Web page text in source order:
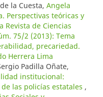
la Cuesta, Angela
Perspectivas teóricas y
Revista de Ciencias
75/2 (2013): Tema
precariedad.
Herrera Lima
Padilla Oñate,
institucional:
las policías estatales ,